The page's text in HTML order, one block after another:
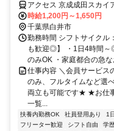
ト体制・しっかりとしたサ
タイム希望も大歓迎/マイカ
験者は即戦力/正社員登用実
アクセス 京成成田スカイ
京成成田スカイアクセス
時給1,200円～1,650円
千葉県白井市
勤務時間 シフトサイクル
も歓迎◎】 ・1日4時間
のみOK ・家庭都合の急
仕事内容 ＼会員サービス
のみ、フルタイムなど選
両立も可能です★ ★お仕
一覧...
扶養内勤務OK 社員登用あり 1
フリーター歓迎
シフト自由 学